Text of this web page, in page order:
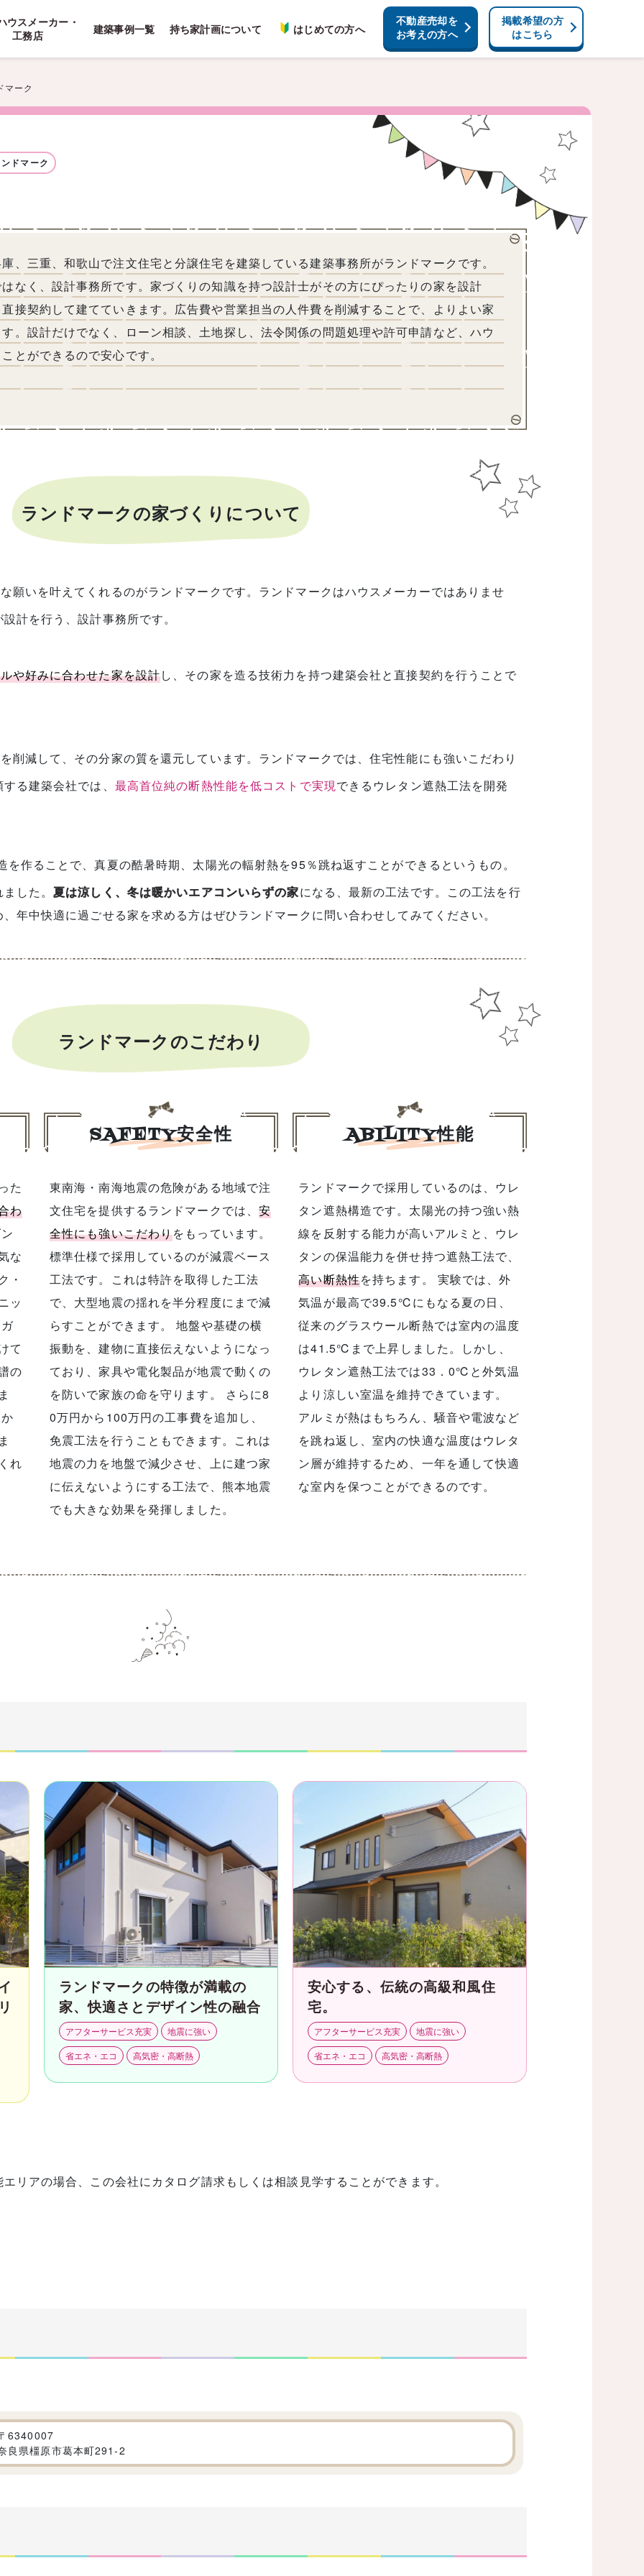
ウスメーカー・
工務店
建築事例一覧 持ち家計画について はじめての方へ
不動産売却を
お考えの方へ
掲載希望の方
はこちら
マーク
ドマーク
、三重、和歌山で注文住宅と分譲住宅を建築している建築事務所がランドマークです。
なく、設計事務所です。家づくりの知識を持つ設計士がその方にぴったりの家を設計
接契約して建てていきます。広告費や営業担当の人件費を削減することで、よりよい家
。設計だけでなく、ローン相談、土地探し、法令関係の問題処理や許可申請など、ハウ
とができるので安心です。
ランドマークの家づくりについて
願いを叶えてくれるのがランドマークです。ランドマークはハウスメーカーではありませ
計を行う、設計事務所です。
や好みに合わせた家を設計し、その家を造る技術力を持つ建築会社と直接契約を行うことで
削減して、その分家の質を還元しています。ランドマークでは、住宅性能にも強いこだわり
る建築会社では、 最高首位純の断熱性能を低コストで実現できるウレタン遮熱工法を開発
作ることで、真夏の酷暑時期、太陽光の輻射熱を95％跳ね返すことができるというもの。
ました。夏は涼しく、冬は暖かいエアコンいらずの家になる、最新の工法です。この工法を行
年中快適に過ごせる家を求める方はぜひランドマークに問い合わせしてみてください。
ランドマークのこだわり
た
わ
な
・
ッ
て
の
れ
SAFETY安全性
東南海・南海地震の危険がある地域で注
文住宅を提供するランドマークでは、安
全性にも強いこだわりをもっています。
標準仕様で採用しているのが減震ベース
工法です。これは特許を取得した工法
で、大型地震の揺れを半分程度にまで減
らすことができます。 地盤や基礎の横
振動を、建物に直接伝えないようになっ
ており、家具や電化製品が地震で動くの
を防いで家族の命を守ります。 さらに8
0万円から100万円の工事費を追加し、
免震工法を行うこともできます。これは
地震の力を地盤で減少させ、上に建つ家
に伝えないようにする工法で、熊本地震
でも大きな効果を発揮しました。
ABILITY性能
ランドマークで採用しているのは、ウレ
タン遮熱構造です。太陽光の持つ強い熱
線を反射する能力が高いアルミと、ウレ
タンの保温能力を併せ持つ遮熱工法で、
高い断熱性を持ちます。 実験では、外
気温が最高で39.5℃にもなる夏の日、
従来のグラスウール断熱では室内の温度
は41.5℃まで上昇しました。しかし、
ウレタン遮熱工法では33．0℃と外気温
より涼しい室温を維持できています。
アルミが熱はもちろん、騒音や電波など
を跳ね返し、室内の快適な温度はウレタ
ン層が維持するため、一年を通して快適
な室内を保つことができるのです。
ランドマークの特徴が満載の
家、快適さとデザイン性の融合
アフターサービス充実
地震に強い
省エネ・エコ
高気密・高断熱
安心する、伝統の高級和風住
宅。
アフターサービス充実
地震に強い
省エネ・エコ
高気密・高断熱
リアの場合、この会社にカタログ請求もしくは相談見学することができます。
6340007
良県橿原市葛本町291-2